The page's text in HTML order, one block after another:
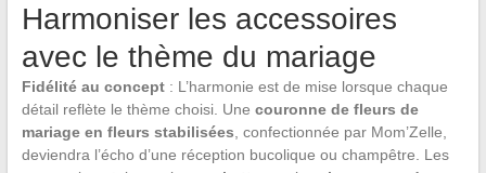
Harmoniser les accessoires
avec le thème du mariage
Fidélité au concept: L’harmonie est de mise lorsque chaque
détail reflète le thème choisi. Une couronne de fleurs de
mariage en fleurs stabilisées , confectionnée par Mom’Zelle,
deviendra l’écho d’une réception bucolique ou champêtre. Les